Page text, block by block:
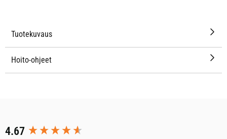
Tuotekuvaus
Hoito-ohjeet
4.67
New content loaded